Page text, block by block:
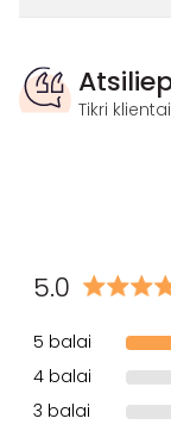
Tikri
5.0
5 balai
4 balai
3 balai